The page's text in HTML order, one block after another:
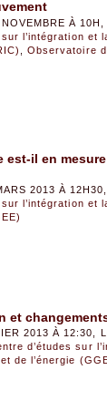
À
l’intégration et
,Observatoire
est-il en
2013 À
l’intégration et
et
2013 À 12:30,
d’études sur
de l’énergie